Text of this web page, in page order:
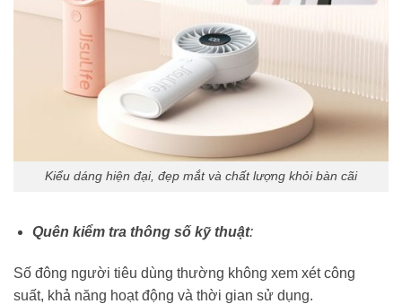
Kiểu dáng hiện đại, đẹp mắt và chất lượng khỏi bàn cãi
Quên kiểm tra thông số kỹ thuật:
Số đông người tiêu dùng thường không xem xét công
suất, khả năng hoạt động và thời gian sử dụng.